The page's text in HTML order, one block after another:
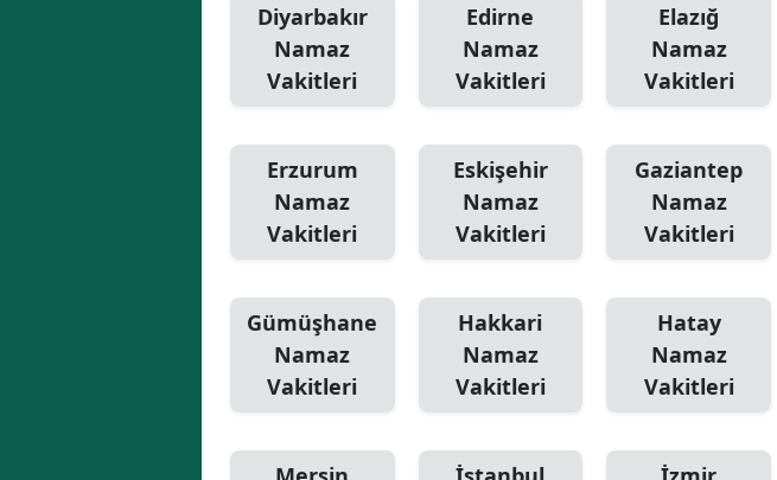
Diyarbakır
Namaz
Vakitleri
Edirne
Namaz
Vakitleri
Elazığ
Namaz
Vakitleri
Erzurum
Namaz
Vakitleri
Eskişehir
Namaz
Vakitleri
Gaziantep
Namaz
Vakitleri
Gümüşhane
Namaz
Vakitleri
Hakkari
Namaz
Vakitleri
Hatay
Namaz
Vakitleri